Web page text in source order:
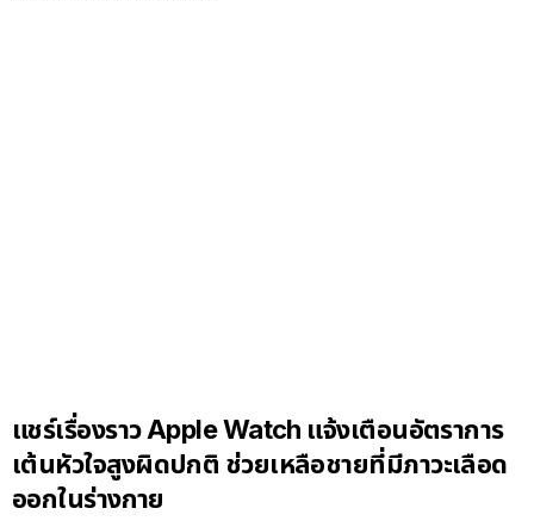
แชร์เรื่องราว Apple Watch แจ้งเตือนอัตราการ
เต้นหัวใจสูงผิดปกติ ช่วยเหลือชายที่มีภาวะเลือด
ออกในร่างกาย